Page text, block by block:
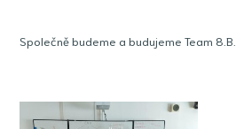
Společně budeme a budujeme Team 8.B.